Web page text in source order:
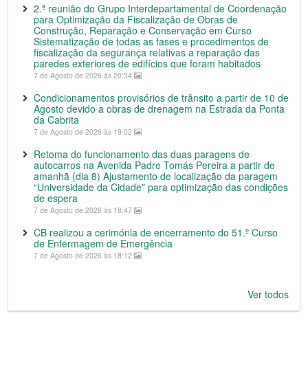
2.ª reunião do Grupo Interdepartamental de Coordenação
para Optimização da Fiscalização de Obras de
Construção, Reparação e Conservação em Curso
Sistematização de todas as fases e procedimentos de
fiscalização da segurança relativas a reparação das
paredes exteriores de edifícios que foram habitados
7 de Agosto de 2026 às 20:34
Condicionamentos provisórios de trânsito a partir de 10 de
Agosto devido a obras de drenagem na Estrada da Ponta
da Cabrita
7 de Agosto de 2026 às 19:02
Retoma do funcionamento das duas paragens de
autocarros na Avenida Padre Tomás Pereira a partir de
amanhã (dia 8) Ajustamento de localização da paragem
“Universidade da Cidade” para optimização das condições
de espera
7 de Agosto de 2026 às 18:47
CB realizou a cerimónia de encerramento do 51.º Curso
de Enfermagem de Emergência
7 de Agosto de 2026 às 18:12
Ver todos